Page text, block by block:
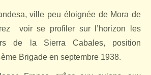
ville peu éloignée de Mora de
voir se profiler sur l’horizon les
de la Sierra Cabales, position
Brigade en septembre 1938.